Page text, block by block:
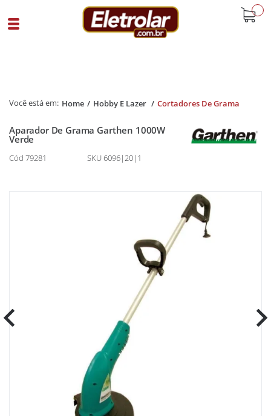
Home Hobby E Lazer Cortadores De Grama
Aparador De Grama Garthen 1000W
Verde
Cód 79281 SKU 6096|20|1